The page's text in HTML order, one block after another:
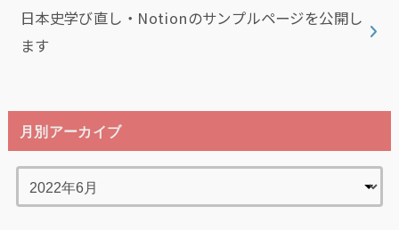
日本史学び直し・Notionのサンプルページを公開し
ます
月別アーカイブ